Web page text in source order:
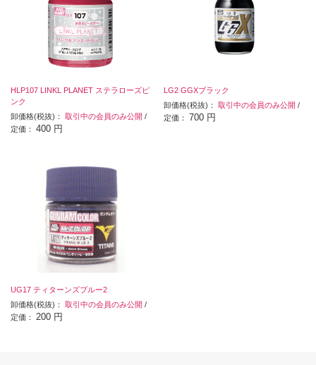
HLP107 LINKL PLANET ステラローズピ
ンク
卸価格(税抜)： 取引中の会員のみ公開 /
定価： 400 円
LG2 GGXブラック
卸価格(税抜)：取引中の会員のみ公開 /
定価： 700 円
UG17 ティターンズブルー2
卸価格(税抜)： 取引中の会員のみ公開 /
定価： 200 円